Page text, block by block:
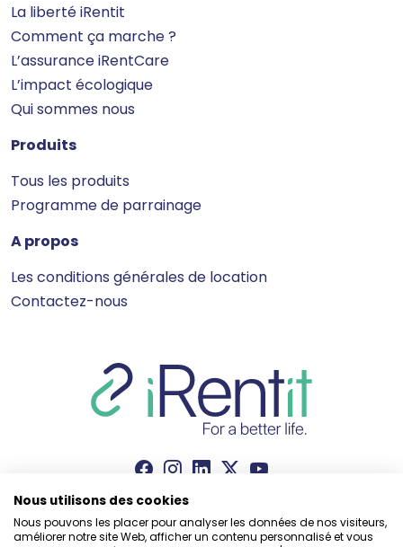
La liberté iRentit
Comment ça marche ?
L’assurance iRentCare
L’impact écologique
Qui sommes nous
Produits
Tous les produits
Programme de parrainage
A propos
Les conditions générales de location
Contactez-nous
Nous utilisons des cookies
Nous pouvons les placer pour analyser les données de nos visiteurs,
améliorer notre site Web, afficher un contenu personnalisé et vous